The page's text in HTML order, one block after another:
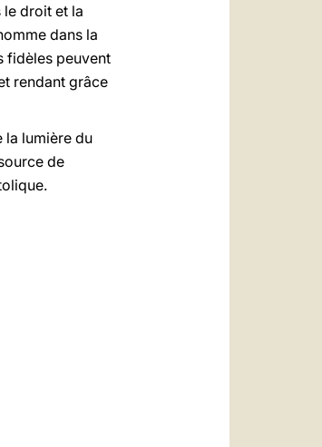
le droit et la
dans la
fidèles peuvent
rendant grâce
la lumière du
de